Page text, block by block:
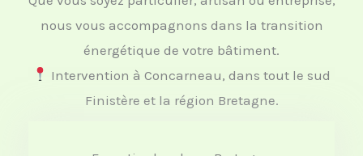
nous vous accompagnons dans la transition
énergétique de votre bâtiment.
Intervention à Concarneau, dans tout le sud
Finistère et la région Bretagne.